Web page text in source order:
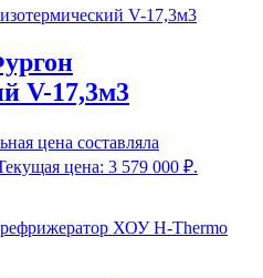
V-17,3м3
цена составляла
цена: 3 579 000 ₽.